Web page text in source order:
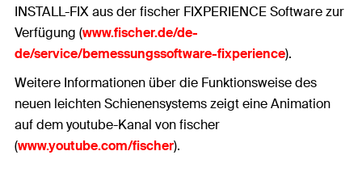
INSTALL-FIX aus der fischer FIXPERIENCE Software zur
Verfügung (www.fischer.de/de-
de/service/bemessungssoftware-fixperience).
Weitere Informationen über die Funktionsweise des
neuen leichten Schienensystems zeigt eine Animation
auf dem youtube-Kanal von fischer
(www.youtube.com/fischer).